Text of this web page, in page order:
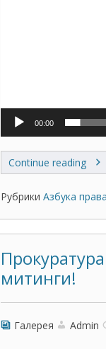
00:00
Continue reading
Рубрики Азбука права
митинги!
Галерея Admin